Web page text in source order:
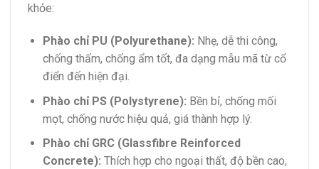
khỏe:
Phào chỉ PU (Polyurethane): Nhẹ, dễ thi công,
chống thấm, chống ẩm tốt, đa dạng mẫu mã từ cổ
điển đến hiện đại.
Phào chỉ PS (Polystyrene): Bền bỉ, chống mối
mọt, chống nước hiệu quả, giá thành hợp lý.
Phào chỉ GRC (Glassfibre Reinforced
Concrete): Thích hợp cho ngoại thất, độ bền cao,